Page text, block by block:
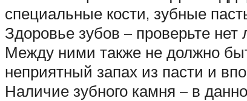
специальные кости, зубные
Здоровье зубов – проверьте
Между ними также не должно
неприятный запах из пасти и
Наличие зубного камня – в